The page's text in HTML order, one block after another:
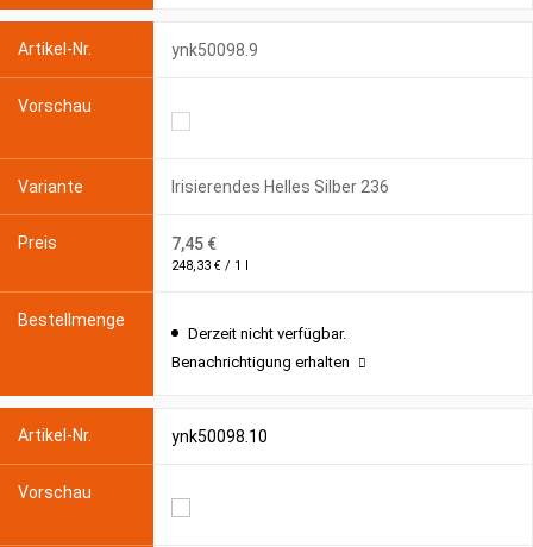
ynk50098.9
Irisierendes Helles Silber 236
7,45 €
248,33 € / 1 l
Derzeit nicht verfügbar.
Benachrichtigung erhalten
ynk50098.10